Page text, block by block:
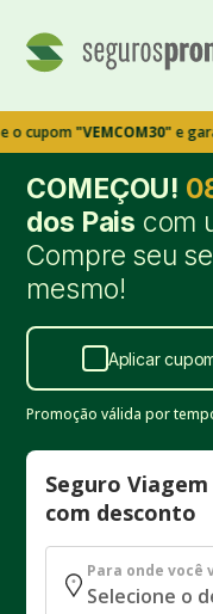
"VEMCOM30"e garanta
COMEÇOU!
dos Pais com
Compre seu
mesmo!
Aplicar
Promoção válida por
Seguro
com desconto
Para onde você